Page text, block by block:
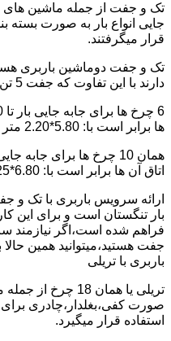
تک و جفت از جمله ماشین های
جایی انواع بار به صورت بسته
قرار میگرفتند.
تک و جفت دوماشین باربری
دارند با این تفاوت که جفت 5 تن بیشتر از تک بار حمل میکند.
ها برابر است با: 5.80*2.20 متر
اتاق آن ها برابر است با: 6.80*2.25 متر
ارائه سرویس باربری با تک
بار تنگستان است و برای این
فراهم شده است،اگر نیازمند
جفت هستید،میتوانید همین
باربری با تریلی
تریلی یا همان
صورت کفی،بغلدار،چادری
استفاده قرار میگیرد.